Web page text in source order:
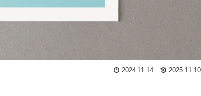
2024.11.14 2025.11.10